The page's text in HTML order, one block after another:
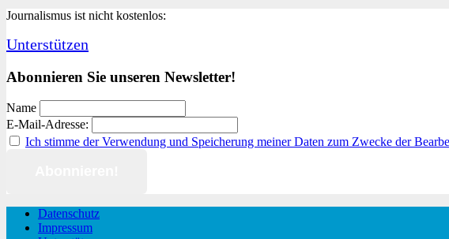
Teilen
Journalismus ist nicht kostenlos:
Unterstützen
Abonnieren Sie unseren Newsletter!
Name
E-Mail-Adresse:
Ich stimme der Verwendung und Speicherung meiner Daten zum Zwecke der
Datenschutz
Impressum